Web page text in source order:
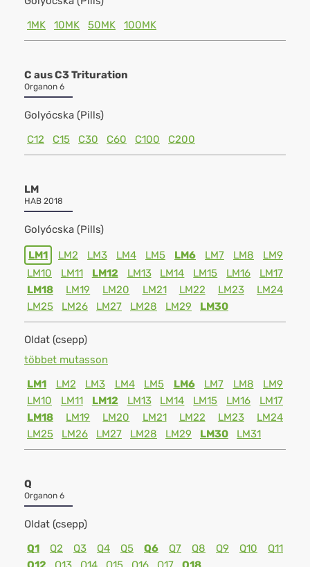
1MK
10MK 50MK 100MK
C aus C3 Trituration
Organon 6
Golyócska (Pills)
C12
C15 C30 C60 C100 C200
LM
HAB 2018
Golyócska (Pills)
LM1 LM2 LM3 LM4 LM5 LM6 LM7 LM8
LM9
LM10
LM11 LM12 LM13 LM14 LM15 LM16
LM17
LM18
LM19 LM20 LM21 LM22 LM23
LM24
LM25
LM26 LM27 LM28 LM29 LM30
Oldat (csepp)
többet mutasson
LM1
LM2 LM3 LM4 LM5 LM6 LM7 LM8
LM9
LM10
LM11 LM12 LM13 LM14 LM15 LM16
LM17
LM18
LM19 LM20 LM21 LM22 LM23
LM24
LM25
LM26 LM27 LM28 LM29 LM30 LM31
Q
Organon 6
Oldat (csepp)
Q1
Q2 Q3 Q4 Q5 Q6 Q7 Q8 Q9 Q10
Q11